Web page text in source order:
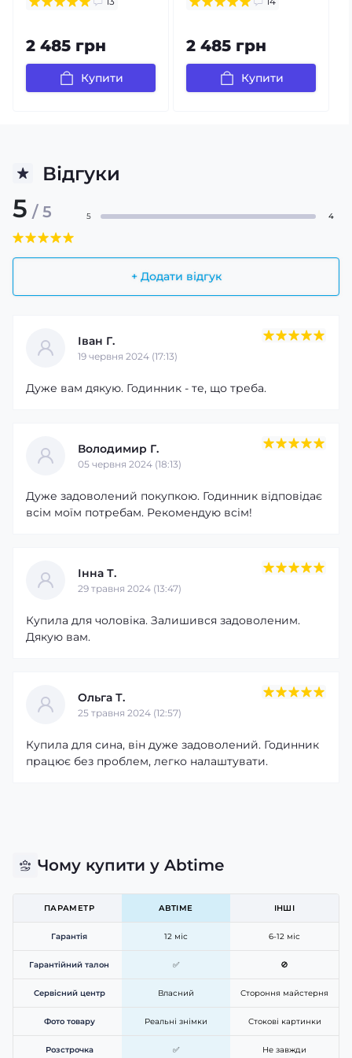
Великий дисплей і швидка
синхронізація
Кольоровий сенсорний дисплей діагоналлю 1,85
дюйма забезпечує чітке відображення інформації та
смартфонами на Android та iOS, отримувати
повідомлення, керувати основними можливостями та
Контроль здоров'я та фізичної
підтримує спортивні режими, повідомлення про
дзвінки та повідомлення зі смартфона, допомагаючи
2 485 грн
Купити
2 485 грн
Купити
Відгуки
5 / 5
+ Додати відгук
5 4
Іван Г.
19 червня 2024 (17:13)
Дуже вам дякую. Годинник - те, що треба.
Володимир Г.
05 червня 2024 (18:13)
Дуже задоволений покупкою. Годинник відповідає
всім моїм потребам. Рекомендую всім!
Інна Т.
29 травня 2024 (13:47)
Купила для чоловіка. Залишився задоволеним.
Дякую вам.
Ольга Т.
25 травня 2024 (12:57)
Купила для сина, він дуже задоволений. Годинник
працює без проблем, легко налаштувати.
Чому купити у Abtime
ПАРАМЕТР ABTIME ІНШІ
Гарантія 12 міс 6-12 міс
Гарантійний талон ✅ 🚫
Сервісний центр Власний Стороння майстерня
Фото товару Реальні знімки Стокові картинки
Розстрочка ✅ Не завжди